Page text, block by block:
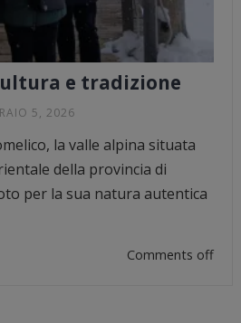
e tradizione
5, 2026
la valle alpina situata
della provincia di
per la sua natura autentica
Comments off